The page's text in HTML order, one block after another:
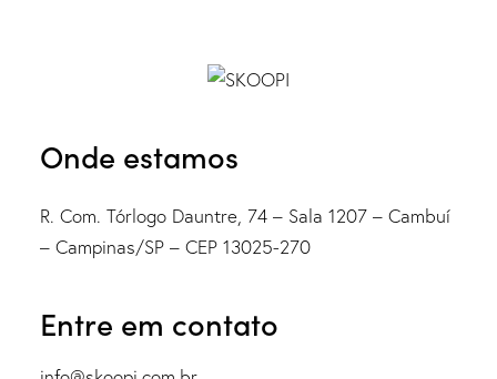
Onde estamos
R. Com. Tórlogo Dauntre, 74 – Sala 1207 – Cambuí
– Campinas/SP – CEP 13025-270
Entre em contato